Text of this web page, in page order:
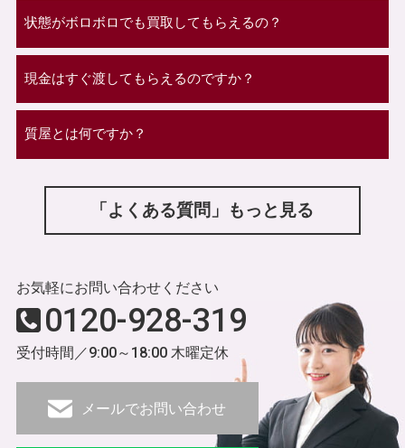
状態がボロボロでも買取してもらえるの？
現金はすぐ渡してもらえるのですか？
質屋とは何ですか？
「よくある質問」もっと見る
お気軽にお問い合わせください
0120-928-319
受付時間／9:00～18:00 木曜定休
メールでお問い合わせ